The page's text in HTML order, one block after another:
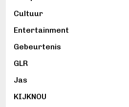
Cultuur
Entertainment
Gebeurtenis
GLR
Jas
KIJKNOU